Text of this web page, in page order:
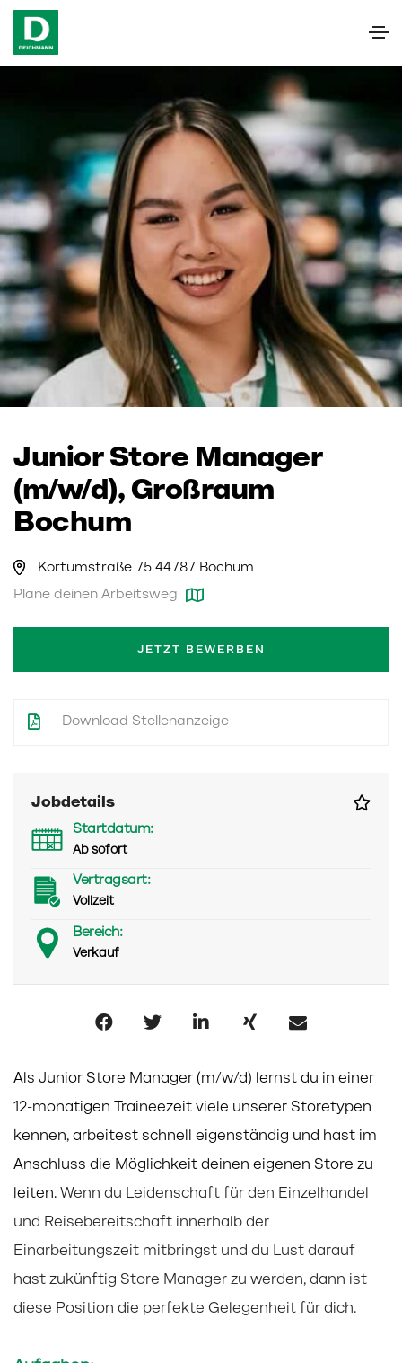
Junior Store Manager
(m/w/d), Großraum
Bochum
Kortumstraße 75 44787 Bochum
Plane deinen Arbeitsweg
JETZT BEWERBEN
Download Stellenanzeige
Jobdetails
Startdatum:
Ab sofort
Vertragsart:
Vollzeit
Bereich:
Verkauf
Als Junior Store Manager (m/w/d) lernst du in einer
12-monatigen Traineezeit viele unserer Storetypen
kennen, arbeitest schnell eigenständig und hast im
Anschluss die Möglichkeit deinen eigenen Store zu
leiten. Wenn du Leidenschaft für den Einzelhandel
und Reisebereitschaft innerhalb der
Einarbeitungszeit mitbringst und du Lust darauf
hast zukünftig Store Manager zu werden, dann ist
diese Position die perfekte Gelegenheit für dich.